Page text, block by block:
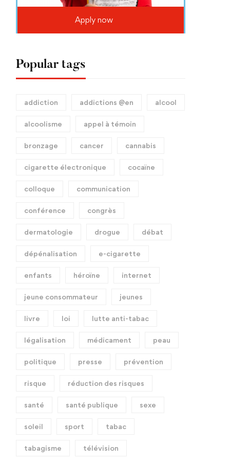
Apply now
Popular tags
addiction addictions @en alcool
alcoolisme appel à témoin
bronzage cancer cannabis
cigarette électronique cocaïne
colloque communication
conférence congrès
dermatologie drogue débat
dépénalisation e-cigarette
enfants héroïne internet
jeune consommateur jeunes
livre loi lutte anti-tabac
légalisation médicament peau
politique presse prévention
risque réduction des risques
santé santé publique sexe
soleil sport tabac
tabagisme télévision